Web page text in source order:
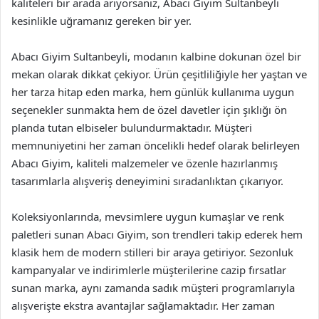
kaliteleri bir arada arıyorsanız, Abacı Giyim Sultanbeyli
kesinlikle uğramanız gereken bir yer.
Abacı Giyim Sultanbeyli, modanın kalbine dokunan özel bir
mekan olarak dikkat çekiyor. Ürün çeşitliliğiyle her yaştan ve
her tarza hitap eden marka, hem günlük kullanıma uygun
seçenekler sunmakta hem de özel davetler için şıklığı ön
planda tutan elbiseler bulundurmaktadır. Müşteri
memnuniyetini her zaman öncelikli hedef olarak belirleyen
Abacı Giyim, kaliteli malzemeler ve özenle hazırlanmış
tasarımlarla alışveriş deneyimini sıradanlıktan çıkarıyor.
Koleksiyonlarında, mevsimlere uygun kumaşlar ve renk
paletleri sunan Abacı Giyim, son trendleri takip ederek hem
klasik hem de modern stilleri bir araya getiriyor. Sezonluk
kampanyalar ve indirimlerle müşterilerine cazip fırsatlar
sunan marka, aynı zamanda sadık müşteri programlarıyla
alışverişte ekstra avantajlar sağlamaktadır. Her zaman